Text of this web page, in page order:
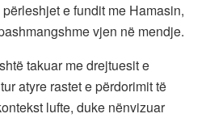
e fundit me Hamasin,
vjen në mendje.
takuar me drejtuesit e
atyre rastet e përdorimit të
lufte, duke nënvizuar